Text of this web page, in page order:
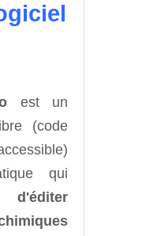
est un
(code
qui
d'éditer